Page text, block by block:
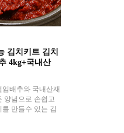
김치키트 김치
4kg+국내산
배추와 국내산재
양념으로 손쉽고
만들수 있는 김